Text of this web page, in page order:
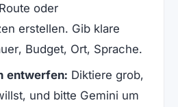
oder
erstellen. Gib klare
Budget, Ort, Sprache.
entwerfen: Diktiere grob,
und bitte Gemini um